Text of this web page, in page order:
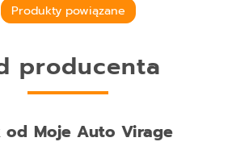
Produkty powiązane
producenta
od Moje Auto Virage